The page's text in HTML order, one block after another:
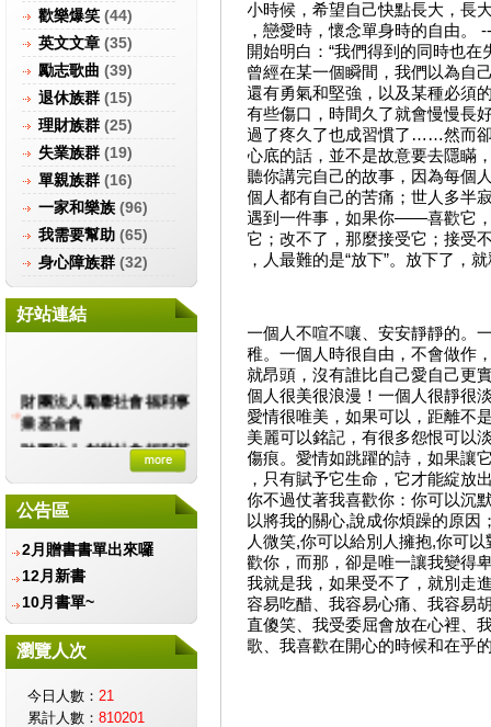
歡樂爆笑 (44)
英文文章 (35)
勵志歌曲 (39)
退休族群 (15)
理財族群 (25)
失業族群 (19)
單親族群 (16)
一家和樂族 (96)
我需要幫助 (65)
身心障族群 (32)
好站連結
財團法人勵馨社會福利事
業基金會
財團法人創世社會福利基
財團法人愛盲基金會
信誼基金會-守護孩子唯
一的童年
兒童福利聯盟文教基金會
智邦公益館
會
遲緩兒早期療育協會
社團法人中華育幼機構兒
童關懷協會
公告區
2月贈書書單出來囉
12月新書
10月書單~
瀏覽人次
今日人數： 21
累計人數： 810201
小時候，希望自己快點長大，長
，戀愛時，懷念單身時的自由。
開始明白：“我們得到的同時也在
曾經在某一個瞬間，我們以為自
還有勇氣和堅強，以及某種必須
有些傷口，時間久了就會慢慢長
過了疼久了也成習慣了……然而
心底的話，並不是故意要去隱瞞
聽你講完自己的故事，因為每個
個人都有自己的苦痛；世人多半
遇到一件事，如果你——喜歡它
它；改不了，那麼接受它；接
，人最難的是“放下”。放下了，
一個人不喧不嚷、安安靜靜的。
稚。一個人時很自由，不會做作
就昂頭，沒有誰比自己愛自己更
個人很美很浪漫！一個人很靜很
愛情很唯美，如果可以，距離不
美麗可以銘記，有很多怨恨可以
傷痕。愛情如跳躍的詩，如果讓
，只有賦予它生命，它才能綻放
你不過仗著我喜歡你：你可以沉
以將我的關心,說成你煩躁的原
人微笑,你可以給別人擁抱,你可
歡你，而那，卻是唯一讓我變得
我就是我，如果受不了，就別走
容易吃醋、我容易心痛、我容易
直傻笑、我受委屈會放在心裡、
歌、我喜歡在開心的時候和在乎